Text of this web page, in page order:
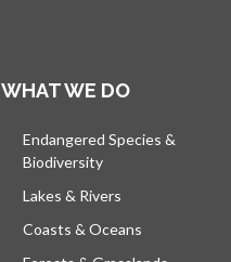
WHAT WE DO
Endangered Species &
Biodiversity
Lakes & Rivers
Coasts & Oceans